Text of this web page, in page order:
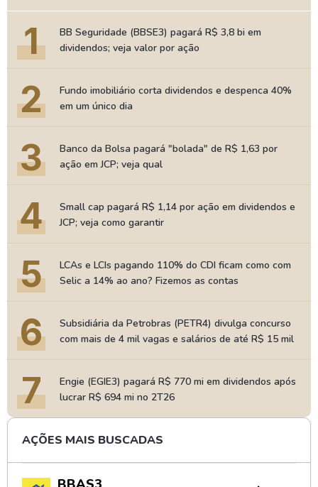
1
BB Seguridade (BBSE3) pagará R$ 3,8 bi em
dividendos; veja valor por ação
2
Fundo imobiliário corta dividendos e despenca 40%
em um único dia
3
Banco da Bolsa pagará "bolada" de R$ 1,63 por
ação em JCP; veja qual
4
Small cap pagará R$ 1,14 por ação em dividendos e
JCP; veja como garantir
5
LCAs e LCIs pagando 110% do CDI ficam como com
Selic a 14% ao ano? Fizemos as contas
6
Subsidiária da Petrobras (PETR4) divulga concurso
com mais de 4 mil vagas e salários de até R$ 15 mil
7
Engie (EGIE3) pagará R$ 770 mi em dividendos após
lucrar R$ 694 mi no 2T26
AÇÕES MAIS BUSCADAS